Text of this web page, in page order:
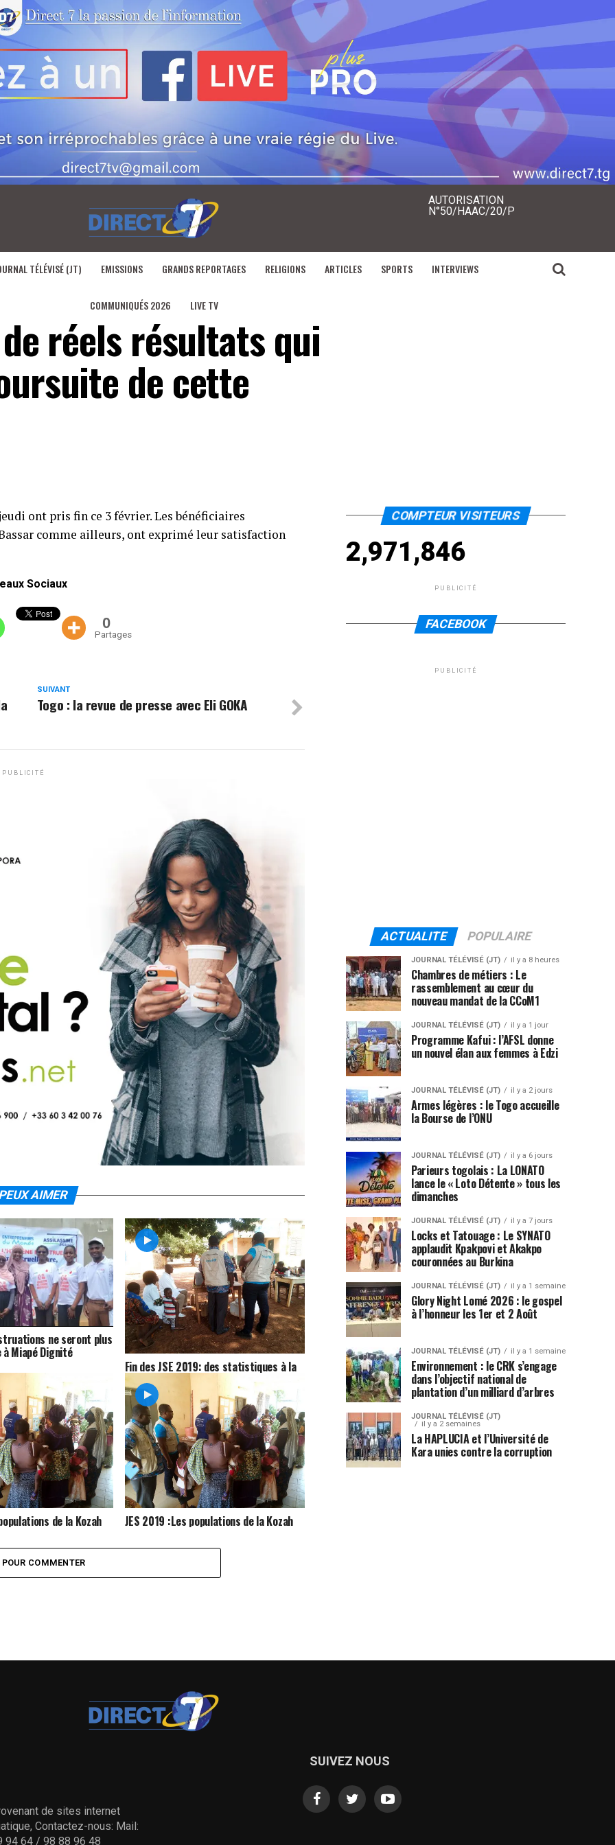
AUTORISATION
N°50/HAAC/20/P
TÉLÉVISÉ (JT) EMISSIONS GRANDS REPORTAGES RELIGIONS ARTICLES SPORTS INTERVIEWS
COMMUNIQUÉS 2026 LIVE TV
de réels résultats qui
de cette
ont pris fin ce 3 février. Les bénéficiaires
comme ailleurs, ont exprimé leur satisfaction
Sociaux
0
Partages
SUIVANT
Togo : la revue de presse avec Eli GOKA
PUBLICITÉ
AIMER
ne seront plus
Miapé Dignité
Fin des JSE 2019: des statistiques à la
taille de l’organisation des travaux
de la Kozah JES 2019 :Les populations de la Kozah
dans la préfecture
COMMENTER
COMPTEUR VISITEURS
2,971,846
PUBLICITÉ
FACEBOOK
PUBLICITÉ
ACTUALITE POPULAIRE
JOURNAL TÉLÉVISÉ (JT) il y a 8 heures
Chambres de métiers : Le
rassemblement au cœur du
nouveau mandat de la CCoM1
JOURNAL TÉLÉVISÉ (JT) il y a 1 jour
Programme Kafui : l’AFSL donne
un nouvel élan aux femmes à Edzi
JOURNAL TÉLÉVISÉ (JT) il y a 2 jours
Armes légères : le Togo accueille
la Bourse de l’ONU
JOURNAL TÉLÉVISÉ (JT) il y a 6 jours
Parieurs togolais : La LONATO
lance le « Loto Détente » tous les
dimanches
JOURNAL TÉLÉVISÉ (JT) il y a 7 jours
Locks et Tatouage : Le SYNATO
applaudit Kpakpovi et Akakpo
couronnées au Burkina
JOURNAL TÉLÉVISÉ (JT) il y a 1 semaine
Glory Night Lomé 2026 : le gospel
à l’honneur les 1er et 2 Août
JOURNAL TÉLÉVISÉ (JT) il y a 1 semaine
Environnement : le CRK s’engage
dans l’objectif national de
plantation d’un milliard d’arbres
JOURNAL TÉLÉVISÉ (JT)
il y a 2 semaines
La HAPLUCIA et l’Université de
Kara unies contre la corruption
de sites internet
Contactez-nous: Mail:
94 64 / 98 88 96 48
SUIVEZ NOUS